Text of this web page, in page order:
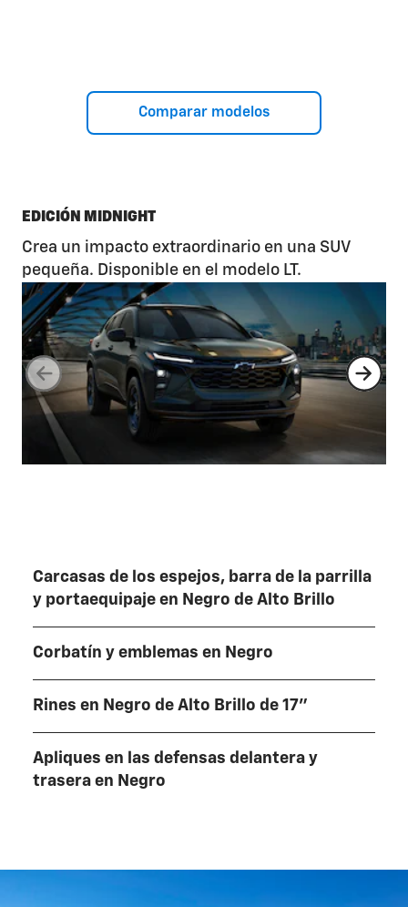
Comparar modelos
EDICIÓN MIDNIGHT
Crea un impacto extraordinario en una SUV
pequeña. Disponible en el modelo LT.
1/4
Carcasas de los espejos, barra de la parrilla
y portaequipaje en Negro de Alto Brillo
Corbatín y emblemas en Negro
Rines en Negro de Alto Brillo de 17"
Apliques en las defensas delantera y
trasera en Negro